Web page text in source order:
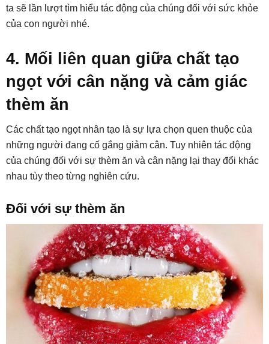
ta sẽ lần lượt tìm hiểu tác động của chúng đối với sức khỏe
của con người nhé.
4. Mối liên quan giữa chất tạo
ngọt với cân nặng và cảm giác
thèm ăn
Các chất tạo ngọt nhân tạo là sự lựa chọn quen thuộc của
những người đang cố gắng giảm cân. Tuy nhiên tác động
của chúng đối với sự thèm ăn và cân nặng lại thay đổi khác
nhau tùy theo từng nghiên cứu.
Đối với sự thèm ăn